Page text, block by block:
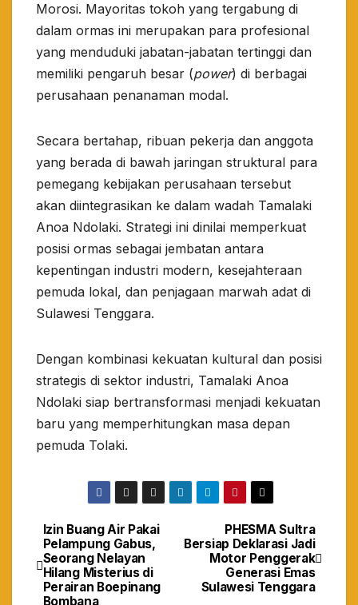
Morosi. Mayoritas tokoh yang tergabung di
dalam ormas ini merupakan para profesional
yang menduduki jabatan-jabatan tertinggi dan
memiliki pengaruh besar (power) di berbagai
perusahaan penanaman modal.
​Secara bertahap, ribuan pekerja dan anggota
yang berada di bawah jaringan struktural para
pemegang kebijakan perusahaan tersebut
akan diintegrasikan ke dalam wadah Tamalaki
Anoa Ndolaki. Strategi ini dinilai memperkuat
posisi ormas sebagai jembatan antara
kepentingan industri modern, kesejahteraan
pemuda lokal, dan penjagaan marwah adat di
Sulawesi Tenggara.
​Dengan kombinasi kekuatan kultural dan posisi
strategis di sektor industri, Tamalaki Anoa
Ndolaki siap bertransformasi menjadi kekuatan
baru yang memperhitungkan masa depan
pemuda Tolaki.
Navigasi
pos
PHESMA Sultra
Bersiap Deklarasi Jadi
Motor Penggerak
Generasi Emas
Sulawesi Tenggara
Izin Buang Air Pakai
Pelampung Gabus,
Seorang Nelayan
Hilang Misterius di
Perairan Boepinang
Bombana